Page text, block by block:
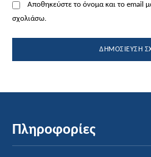
Αποθηκεύστε το όνομα και το email
σχολιάσω.
Πληροφορίες